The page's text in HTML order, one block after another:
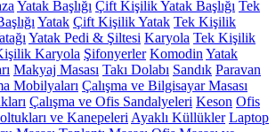
Yatak Başlığı Çift Kişilik Yatak Başlığı Tek
Yatak Çift Kişilik Yatak Tek Kişilik
Yatak Pedi & Şiltesi Karyola Tek Kişilik
Karyola Şifonyerler Komodin Yatak
Makyaj Masası Takı Dolabı Sandık Paravan
Mobilyaları Çalışma ve Bilgisayar Masası
Çalışma ve Ofis Sandalyeleri Keson Ofis
ve Kanepeleri Ayaklı Küllükler Laptop